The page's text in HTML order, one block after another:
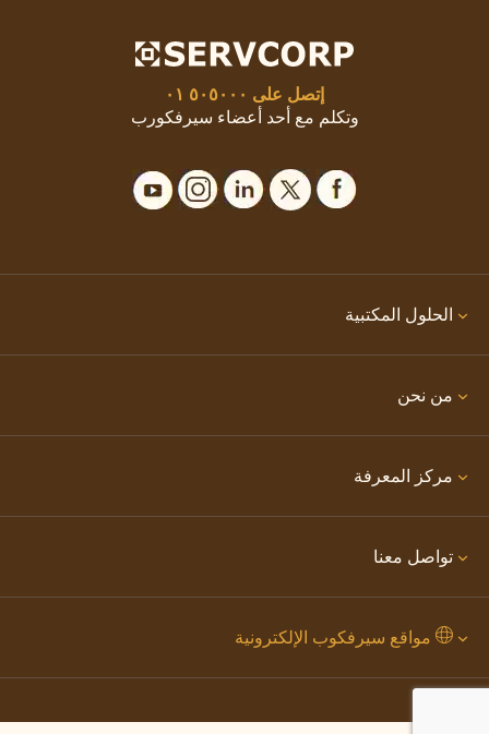
إتصل على ٥٠٥٠٠٠ ٠١
وتكلم مع أحد أعضاء سيرفكورب
الحلول المكتبية
من نحن
مركز المعرفة
تواصل معنا
مواقع سيرفكوب الإلكترونية